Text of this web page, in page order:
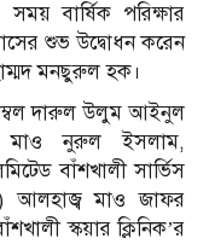
বার্ষিক পরিক্ষার
শুভ উদ্বোধন করেন
মনছুরুল হক।
দারুল উলুম আইনুল
মাও নুরুল ইসলাম,
বাঁশখালী সার্ভিস
আলহাজ্ব মাও জাফর
স্কয়ার ক্লিনিক’র